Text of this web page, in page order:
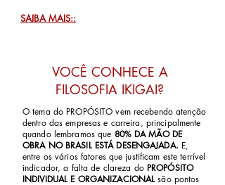
SAIBA MAIS::
VOCÊ CONHECE A
FILOSOFIA IKIGAI?
O tema do PROPÓSITO vem recebendo atenção
dentro das empresas e carreira, principalmente
quando lembramos que 80% DA MÃO DE
OBRA NO BRASIL ESTÁ DESENGAJADA. E,
entre os vários fatores que justificam este terrível
indicador, a falta de clareza do PROPÓSITO
INDIVIDUAL E ORGANIZACIONAL são pontos